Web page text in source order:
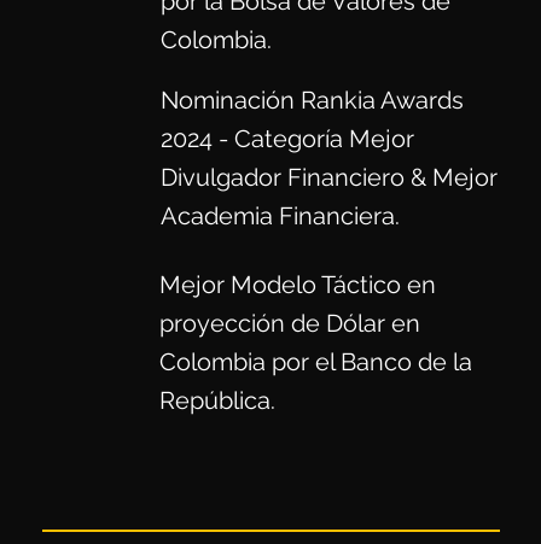
Colombia.
Nominación Rankia Awards
2024 - Categoría Mejor
Divulgador Financiero & Mejor
Academia Financiera.
Mejor Modelo Táctico en
proyección de Dólar en
Colombia por el Banco de la
República.